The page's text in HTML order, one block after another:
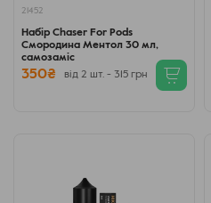
21452
Набір Chaser For Pods
Смородина Ментол 30 мл,
самозаміс
350₴ від 2 шт. - 315 грн